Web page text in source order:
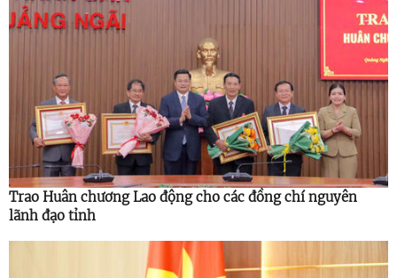
Trao Huân chương Lao động cho các đồng chí nguyên
lãnh đạo tỉnh